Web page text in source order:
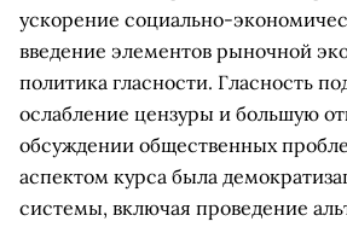
ускорение социально-
введение элементов рыночной
политика гласности. Гласность
ослабление цензуры и большую
обсуждении общественных
аспектом курса была
системы, включая проведение